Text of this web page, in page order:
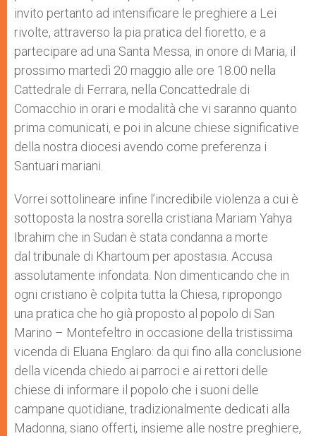
invito pertanto ad intensificare le preghiere a Lei
rivolte, attraverso la pia pratica del fioretto, e a
partecipare ad una Santa Messa, in onore di Maria, il
prossimo martedì 20 maggio alle ore 18.00 nella
Cattedrale di Ferrara, nella Concattedrale di
Comacchio in orari e modalità che vi saranno quanto
prima comunicati, e poi in alcune chiese significative
della nostra diocesi avendo come preferenza i
Santuari mariani.
Vorrei sottolineare infine l’incredibile violenza a cui è
sottoposta la nostra sorella cristiana Mariam Yahya
Ibrahim che in Sudan è stata condanna a morte
dal tribunale di Khartoum per apostasia. Accusa
assolutamente infondata. Non dimenticando che in
ogni cristiano è colpita tutta la Chiesa, ripropongo
una pratica che ho già proposto al popolo di San
Marino – Montefeltro in occasione della tristissima
vicenda di Eluana Englaro: da qui fino alla conclusione
della vicenda chiedo ai parroci e ai rettori delle
chiese di informare il popolo che i suoni delle
campane quotidiane, tradizionalmente dedicati alla
Madonna, siano offerti, insieme alle nostre preghiere,